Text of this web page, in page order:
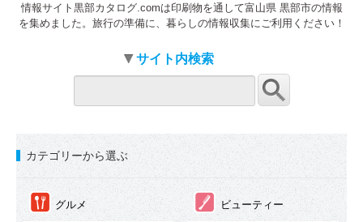
情報サイト黒部カタログ.comは印刷物を通して富山県 黒部市の情報
を集めました。旅行の準備に、暮らしの情報収集にご利用ください！
サイト内検索
カテゴリーから選ぶ
① グルメ ② ビューティー